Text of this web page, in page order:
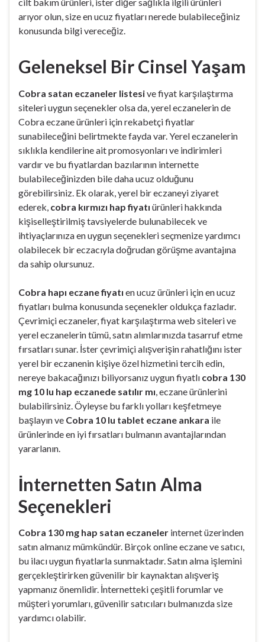
arıyor olun, size en ucuz fiyatları nerede bulabileceğiniz
konusunda bilgi vereceğiz.
Geleneksel Bir Cinsel Yaşam
Cobra satan eczaneler listesive fiyat karşılaştırma
siteleri uygun seçenekler olsa da, yerel eczanelerin de
Cobra eczane ürünleri için rekabetçi fiyatlar
sunabileceğini belirtmekte fayda var. Yerel eczanelerin
sıklıkla kendilerine ait promosyonları ve indirimleri
vardır ve bu fiyatlardan bazılarının internette
bulabileceğinizden bile daha ucuz olduğunu
görebilirsiniz. Ek olarak, yerel bir eczaneyi ziyaret
ederek, cobra kırmızı hap fiyatı ürünleri hakkında
kişiselleştirilmiş tavsiyelerde bulunabilecek ve
ihtiyaçlarınıza en uygun seçenekleri seçmenize yardımcı
olabilecek bir eczacıyla doğrudan görüşme avantajına
da sahip olursunuz.
Cobra hapı eczane fiyatı en ucuz ürünleri için en ucuz
fiyatları bulma konusunda seçenekler oldukça fazladır.
Çevrimiçi eczaneler, fiyat karşılaştırma web siteleri ve
yerel eczanelerin tümü, satın alımlarınızda tasarruf etme
fırsatları sunar. İster çevrimiçi alışverişin rahatlığını ister
yerel bir eczanenin kişiye özel hizmetini tercih edin,
nereye bakacağınızı biliyorsanız uygun fiyatlı cobra 130
mg 10 lu hap eczanede satılır mı , eczane ürünlerini
bulabilirsiniz. Öyleyse bu farklı yolları keşfetmeye
başlayın ve Cobra 10 lu tablet eczane ankara ile
ürünlerinde en iyi fırsatları bulmanın avantajlarından
yararlanın.
İnternetten Satın Alma
Seçenekleri
Cobra 130 mg hap satan eczaneler internet üzerinden
satın almanız mümkündür. Birçok online eczane ve satıcı,
bu ilacı uygun fiyatlarla sunmaktadır. Satın alma işlemini
gerçekleştirirken güvenilir bir kaynaktan alışveriş
yapmanız önemlidir. İnternetteki çeşitli forumlar ve
müşteri yorumları, güvenilir satıcıları bulmanızda size
yardımcı olabilir.